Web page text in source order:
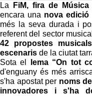
La FiM, fira de
encara una nova edició
més la seva durada i
referent del sector
42 propostes
escenaris de la ciutat
Sota el
lema “On tot
d'enguany és més
s'ha apostat per noms
innovadores i s'ha